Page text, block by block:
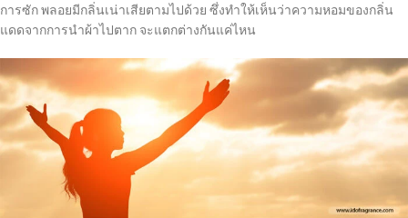
การซัก พลอยมีกลิ่นเน่าเสียตามไปด้วย ซึ่งทำให้เห็นว่าความหอมของกลิ่น
แดดจากการนำผ้าไปตาก จะแตกต่างกันแค่ไหน